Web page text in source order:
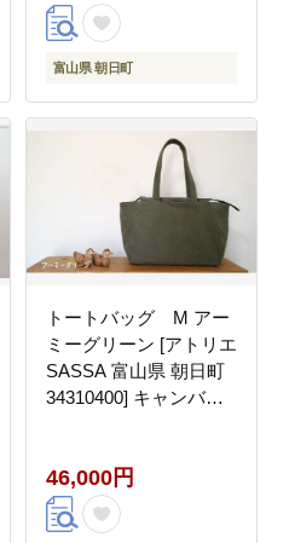
富山県 朝日町
トートバッグ M アー
ミーグリーン [アトリエ
SASSA 富山県 朝日町
34310400] キャンバス
稽古バッグ
46,000円